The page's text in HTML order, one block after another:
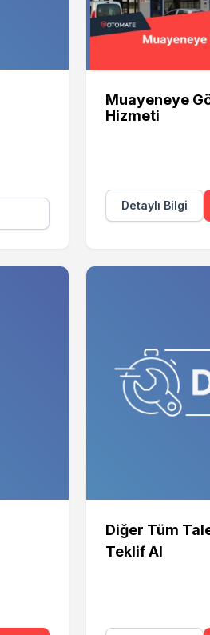
Muayeneye
Hizmeti
Detaylı Bilgi
Diğer Tüm
Teklif Al